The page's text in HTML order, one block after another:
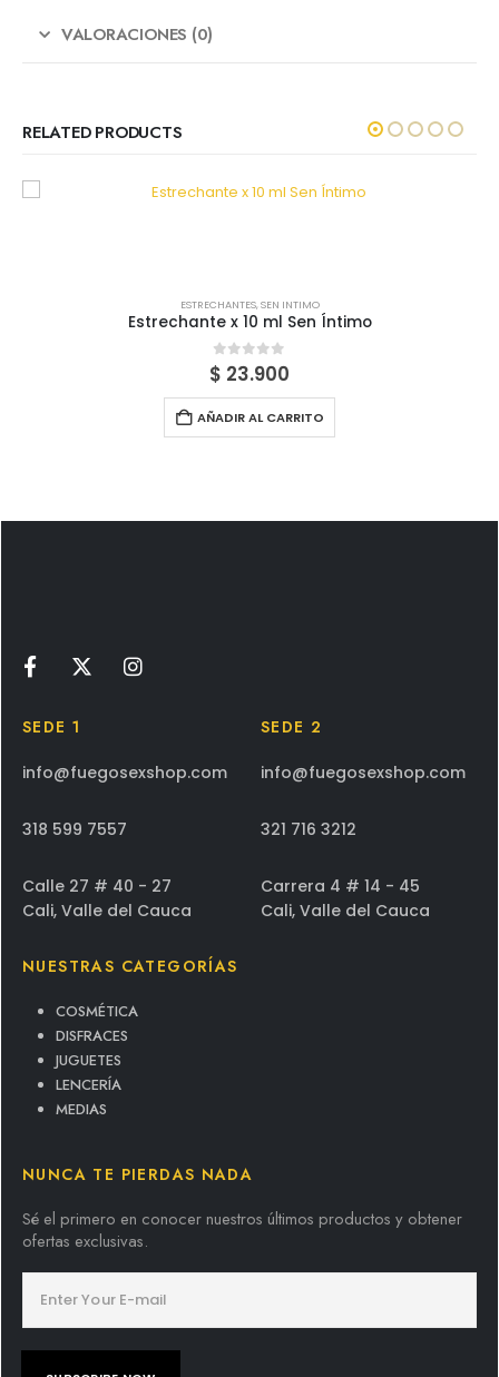
VALORACIONES (0)
RELATED PRODUCTS
ESTRECHANTES,SEN INTIMO
Estrechante x 10 ml Sen Íntimo
0 out of 5
$ 23.900
AÑADIR AL CARRITO
SEDE 1
info@fuegosexshop.com
318 599 7557
Calle 27 # 40 - 27
Cali, Valle del Cauca
SEDE 2
info@fuegosexshop.com
321 716 3212
Carrera 4 # 14 - 45
Cali, Valle del Cauca
NUESTRAS CATEGORÍAS
COSMÉTICA
DISFRACES
JUGUETES
LENCERÍA
MEDIAS
NUNCA TE PIERDAS NADA
Sé el primero en conocer nuestros últimos productos y obtener
ofertas exclusivas.